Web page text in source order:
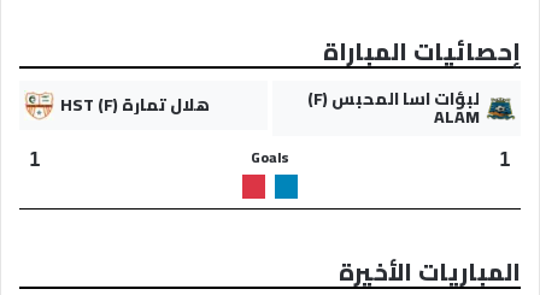
إحصائيات المباراة
لبؤات اسا المحبس (F)
ALAM هلال تمارة (F) HST
1
Goals
1
المباريات الأخيرة